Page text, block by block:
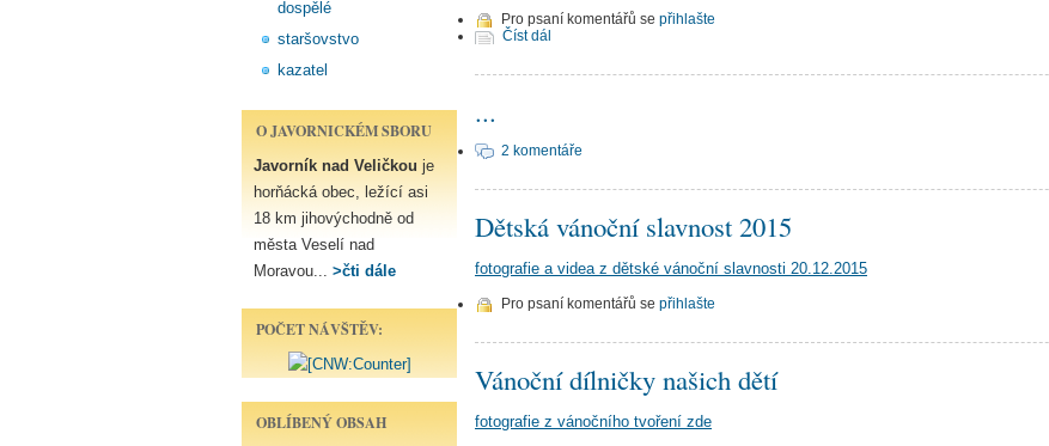
dospělé
staršovstvo
kazatel
O JAVORNICKÉM SBORU
Javorník nad Veličkou je
horňácká obec, ležící asi
18 km jihovýchodně od
města Veselí nad
Moravou... >čti dále
POČET NÁVŠTĚV:
OBLÍBENÝ OBSAH
Pro psaní komentářů se přihlašte
Číst dál
...
2 komentáře
Dětská vánoční slavnost 2015
fotografie a videa z dětské vánoční slavnosti 20.12.2015
Pro psaní komentářů se přihlašte
Vánoční dílničky našich dětí
fotografie z vánočního tvoření zde